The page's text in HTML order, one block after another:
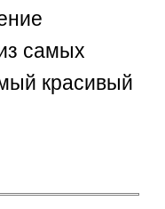
самых
красивый